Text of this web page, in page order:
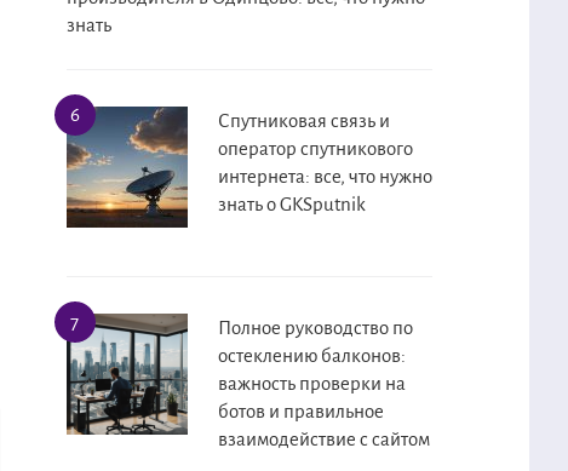
знать
Спутниковая связь и
оператор спутникового
интернета: все, что нужно
знать о GKSputnik
Полное руководство по
остеклению балконов:
важность проверки на
ботов и правильное
взаимодействие с сайтом